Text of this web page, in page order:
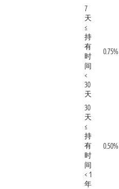
7
天
≤
持
有
时
间
<
30
天
0.75%
30
天
≤
持
有
时
间
< 1
年
0.50%